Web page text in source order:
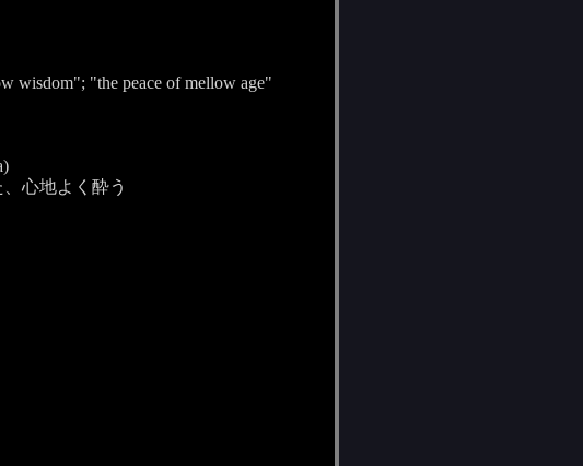
wisdom"; "the peace of mellow age"
心地よく酔う